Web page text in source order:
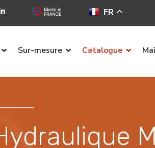
FR
Sur-mesure Catalogue